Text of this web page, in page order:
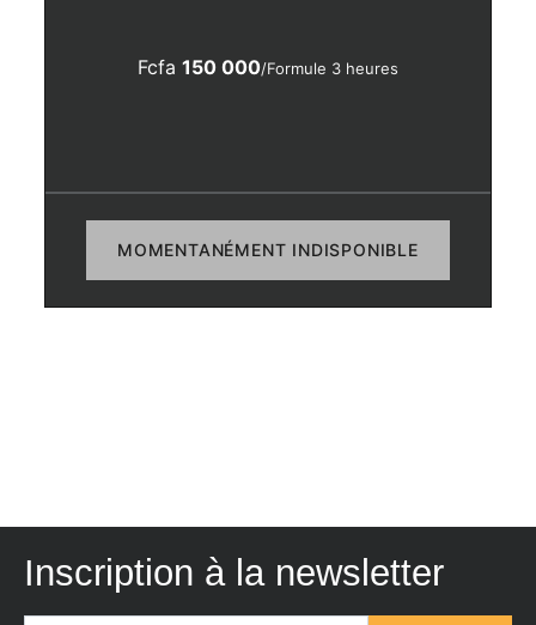
Fcfa 150 000/Formule 3 heures
MOMENTANÉMENT INDISPONIBLE
Inscription à la newsletter